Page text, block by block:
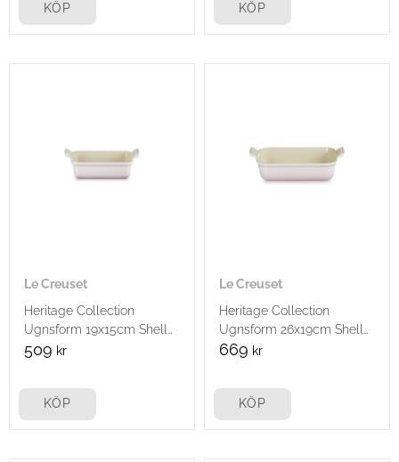
KÖP KÖP
Le Creuset
Heritage Collection
Ugnsform 19x15cm Shell
Pink
509 kr
KÖP
Le Creuset
Heritage Collection
Ugnsform 26x19cm Shell
Pink
669 kr
KÖP